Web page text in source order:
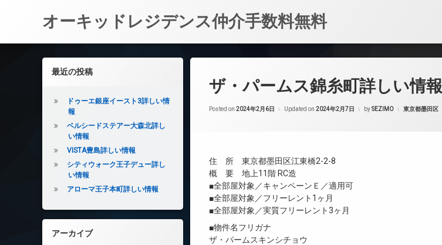
オーキッドレジデンス仲介手数料無料
ザ・パームス錦糸町詳しい情報
Posted on 2024年2月6日 Updated on 2024年2月7日 bySEZIMO カテゴリー:
東京都墨田区
住 所 東京都墨田区江東橋2-2-8
概 要 地上11階 RC造
■全部屋対象／キャンペーンＥ／適用可
■全部屋対象／フリーレント1ヶ月
■全部屋対象／実質フリーレント3ヶ月
■物件名フリガナ
ザ・パームスキンシチョウ
左サイドバー
最近の投稿
ドゥーエ銀座イースト3詳しい情
報
ベルシードステアー大森北詳し
い情報
VISTA豊島詳しい情報
シティウォーク王子デュー詳し
い情報
アローマ王子本町詳しい情報
アーカイブ